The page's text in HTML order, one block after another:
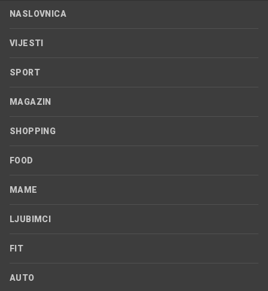
NASLOVNICA
VIJESTI
SPORT
MAGAZIN
SHOPPING
FOOD
MAME
LJUBIMCI
FIT
AUTO